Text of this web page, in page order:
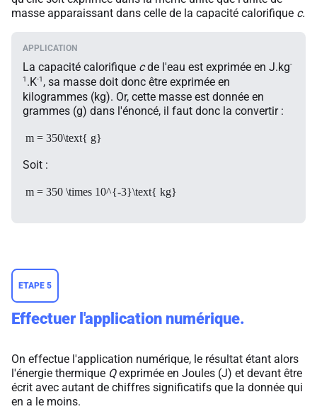
masse apparaissant dans celle de la capacité calorifique c.
La capacité calorifique cde l'eau est exprimée en J.kg-
1 .K-1 , sa masse doit donc être exprimée en
kilogrammes (kg). Or, cette masse est donnée en
grammes (g) dans l'énoncé, il faut donc la convertir :
m = 350\text{ g}
Soit :
m = 350 \times 10^{-3}\text{ kg}
ETAPE 5
Effectuer l'application numérique.
On effectue l'application numérique, le résultat étant alors
l'énergie thermique Qexprimée en Joules (J) et devant être
écrit avec autant de chiffres significatifs que la donnée qui
en a le moins.